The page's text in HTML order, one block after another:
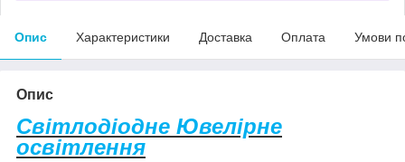
Опис Характеристики Доставка Оплата Умови
Опис
Світлодіодне Ювелірне
освітлення